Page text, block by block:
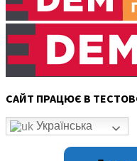
САЙТ ПРАЦЮЄ В
Українська